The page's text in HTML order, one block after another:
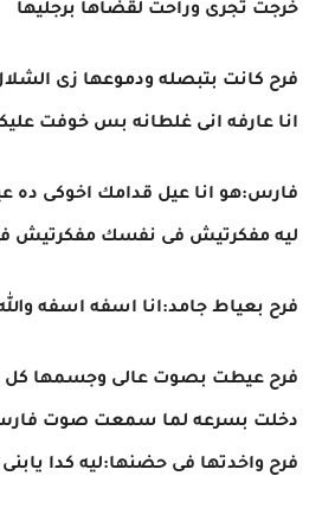
خرجت تجرى وراحت لقضاها برجليها
فرح كانت بتبصله ودموعها زى
انا عارفه انى غلطانه بس خوفت
فارس:هو انا عيل قدامك اخوكى ده
ليه مفكرتيش فى نفسك مفكرتيش
فرح بعياط جامد:انا اسفه اسفه
فرح عيطت بصوت عالى وجسمها كل
دخلت بسرعه لما سمعت صوت
فرح واخدتها فى حضنها:ليه كدا